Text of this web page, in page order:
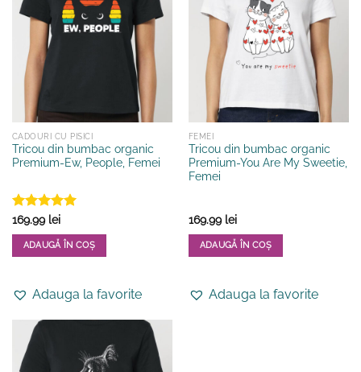
Opțiunile
alese
pagina
produsului.
Opțiunile
alese
pagina
produsului.
CADOURI CU PISICI
Tricou din bumbac organic
Premium-Ew, People, Femei
Evaluat la
5din 5
169.99 lei
ADAUGĂ ÎN COȘ
are
multe
variații.
Opțiunile
Adauga la favorite
FEMEI
Tricou din bumbac organic
Premium-You Are My Sweetie,
Femei
169.99 lei
ADAUGĂ ÎN COȘ
are Adauga la favorite